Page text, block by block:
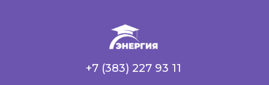
+7 (383) 227 93 11